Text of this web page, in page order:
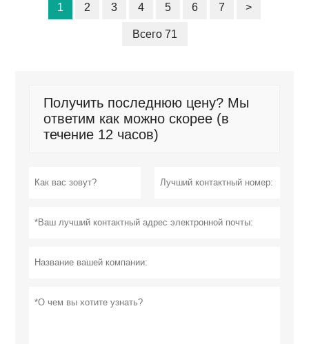
1 2 3 4 5 6 7 >
Всего 71
Получить последнюю цену? Мы
ответим как можно скорее (в
течение 12 часов)